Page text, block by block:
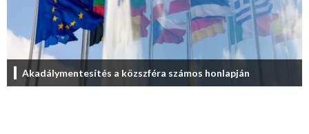
Akadálymentesítés a közszféra számos honlapján